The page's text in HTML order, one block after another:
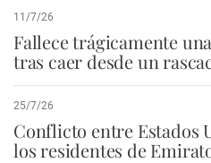
11/7/26
Fallece trágicamente
tras caer desde un
25/7/26
Conflicto entre Estados
los residentes de